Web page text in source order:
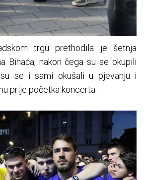
trgu prethodila je šetnja
Bihaća, nakon čega su se okupili
se i sami okušali u pjevanju i
prije početka koncerta.